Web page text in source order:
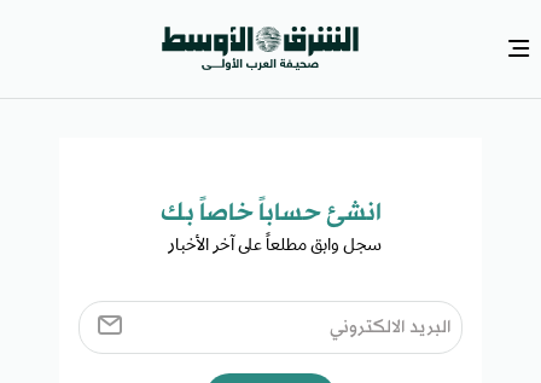
انشئ حساباً خاصاً بك​
سجل وابق مطلعاً على آخر الأخبار ​